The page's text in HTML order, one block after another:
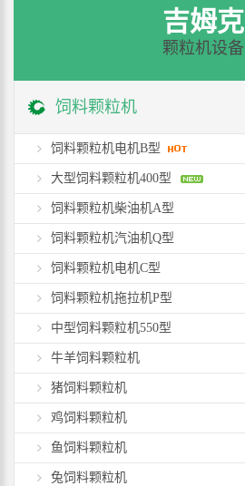
吉姆克
颗粒机设备
饲料颗粒机
饲料颗粒机电机B型
大型饲料颗粒机400型
饲料颗粒机柴油机A型
饲料颗粒机汽油机Q型
饲料颗粒机电机C型
饲料颗粒机拖拉机P型
中型饲料颗粒机550型
牛羊饲料颗粒机
猪饲料颗粒机
鸡饲料颗粒机
鱼饲料颗粒机
兔饲料颗粒机